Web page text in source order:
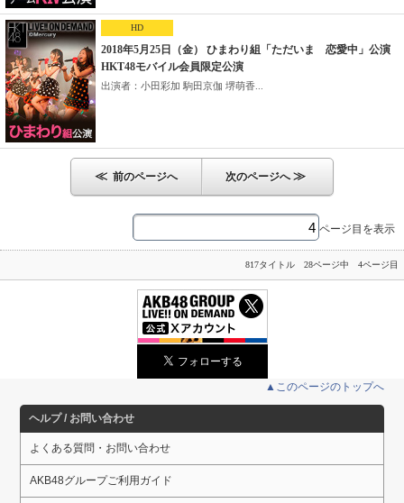
HD
2018年5月25日（金） ひまわり組「ただいま 恋愛中」公演
HKT48モバイル会員限定公演
出演者：小田彩加 駒田京伽 堺萌香...
≪ 前のページへ 次のページへ≫
ページ目を表示
817タイトル 28ページ中 4ページ目
▲このページのトップへ
ヘルプ / お問い合わせ
よくある質問・お問い合わせ
AKB48グループご利用ガイド